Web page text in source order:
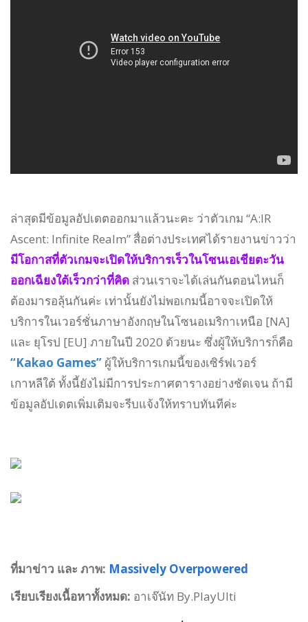
ล่าสุดมีข้อมูลอัปเดตออกมาแล้วนะคะ ว่าตัวเกม “A:IR
Ascent: Infinite Realm” สื่อต่างประเทศได้รายงานข่าวว่า
มีโอกาสที่ตัวเกมจะเปิดให้บริการเร็วในโซนเอเชียตะวัน
ออกเฉียงใต้เร็วกว่าที่คิด ส่วนเราจะได้เล่นกันตอนไหนก็
ต้องมารอลุ้นกันค่ะ เท่านั้นยังไม่พอเกมนี้อาจจะเปิดให้
บริการในเวอร์ชั่นภาษาอังกฤษในโซนอเมริกาเหนือ [NA]
และ ยุโรป [EU] ภายในปี 2020 ด้วยนะ ซึ่งผู้ให้บริการก็คือ
“Kakao Games” ผู้ให้บริการเกมนี้ของเซิร์ฟเวอร์
เกาหลีใต้ ทั้งนี้ยังไม่มีการประกาศตารางอย่างชัดเจน ถ้ามี
ข้อมูลอัปเดตเพิ่มเติมจะรีบแจ้งให้ทราบทันทีค่ะ
ที่มาข่าว และ ภาพ: Massively Overpowered
เรียบเรียงเนื้อหาทั้งหมด: อาเจ๊นัท By.PlayUlti